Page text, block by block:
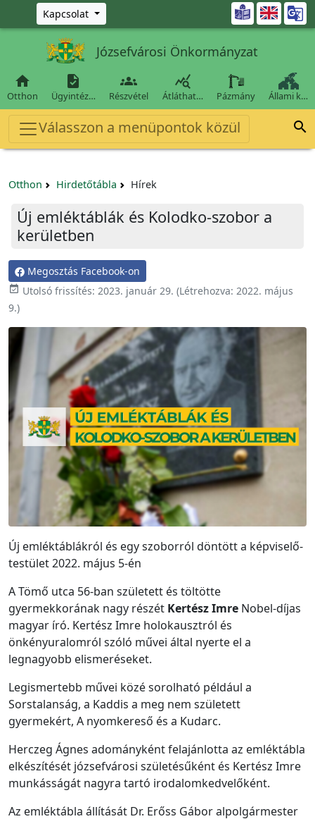
Ugrás a fő tartalomra
Kapcsolat 
Józsefvárosi Önkormányzat

Otthon

Ügyintéz…

Részvétel

Átláthat… Pázmány Állami k…
Válasszon a menüpontok közül 
Otthon Hirdetőtábla Hírek
Új emléktáblák és Kolodko-szobor a
kerületben
Megosztás Facebook-on
 Utolsó frissítés: 2023. január 29. (Létrehozva: 2022. május
9.)
Új emléktáblákról és egy szoborról döntött a képviselő-
testület 2022. május 5-én
A Tömő utca 56-ban született és töltötte
gyermekkorának nagy részét Kertész Imre Nobel-díjas
magyar író. Kertész Imre holokausztról és
önkényuralomról szóló művei által nyerte el a
legnagyobb elismeréseket.
Legismertebb művei közé sorolható például a
Sorstalanság, a Kaddis a meg nem született
gyermekért, A nyomkereső és a Kudarc.
Herczeg Ágnes adományként felajánlotta az emléktábla
elkészítését józsefvárosi születésűként és Kertész Imre
munkásságát nagyra tartó irodalomkedvelőként.
Az emléktábla állítását Dr. Erőss Gábor alpolgármester